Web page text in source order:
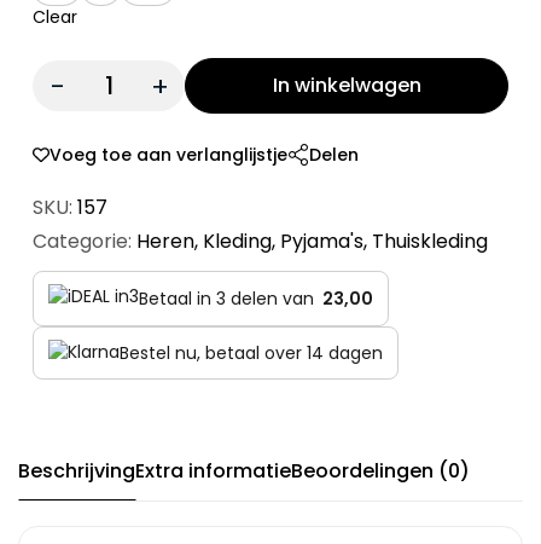
Clear
Quantity: In winkelwagen
Voeg toe aan verlanglijstje Delen
SKU: 157
Categorie: Heren, Kleding, Pyjama's, Thuiskleding
Betaal in 3 delen van 23,00
Bestel nu, betaal over 14 dagen
BeschrijvingExtra informatieBeoordelingen (0)